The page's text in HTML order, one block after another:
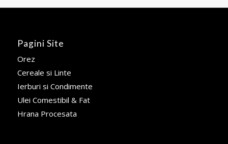
Pagini Site
Orez
Cereale si Linte
Ierburi si Condimente
Ulei Comestibil & Fat
Hrana Procesata